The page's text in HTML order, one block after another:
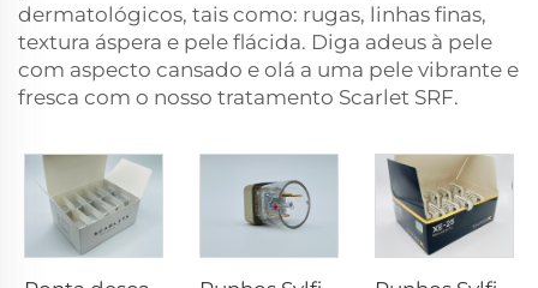
dermatológicos, tais como: rugas, linhas finas,
textura áspera e pele flácida. Diga adeus à pele
com aspecto cansado e olá a uma pele vibrante e
fresca com o nosso tratamento Scarlet SRF.